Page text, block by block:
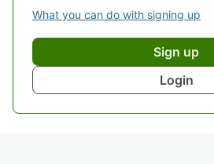
What you can do with signing up
Sign up
Login